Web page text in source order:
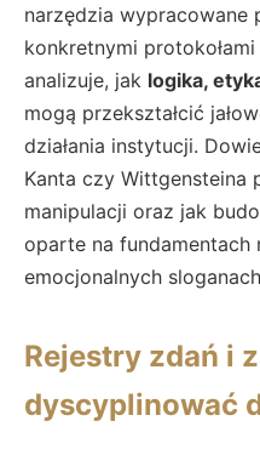
narzędzia wypracowane
konkretnymi
analizuje, jak logika,
mogą przekształcić
działania instytucji.
Kanta czy
manipulacji oraz jak
oparte na fundamentach
emocjonalnych
Rejestry zdań i
dyscyplinować